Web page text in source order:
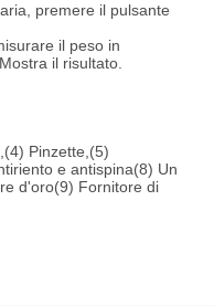
premere il pulsante
il peso in
il risultato.
Pinzette,(5)
e antispina(8) Un
d'oro(9) Fornitore di